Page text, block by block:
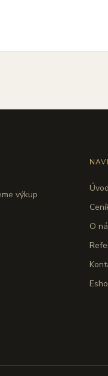
výkup
Úvod
O